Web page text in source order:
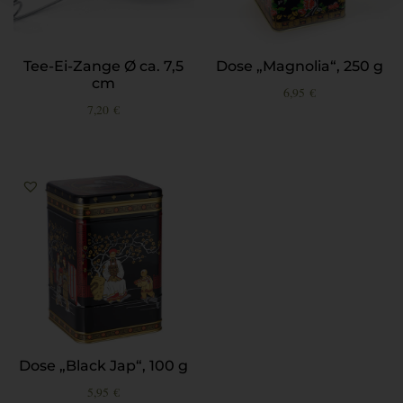
Tee-Ei-Zange Ø ca. 7,5
cm
7,20 €
Dose „Magnolia“, 250 g
6,95 €
Dose „Black Jap“, 100 g
5,95 €